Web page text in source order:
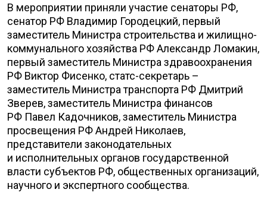
В мероприятии приняли участие сенаторы РФ,
сенатор РФ Владимир Городецкий, первый
заместитель Министра строительства и жилищно-
коммунального хозяйства РФ Александр Ломакин,
первый заместитель Министра здравоохранения
РФ Виктор Фисенко, статс-секретарь –
заместитель Министра транспорта РФ Дмитрий
Зверев, заместитель Министра финансов
РФ Павел Кадочников, заместитель Министра
просвещения РФ Андрей Николаев,
представители законодательных
и исполнительных органов государственной
власти субъектов РФ, общественных организаций,
научного и экспертного сообщества.